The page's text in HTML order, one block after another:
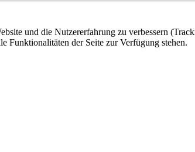
und die Nutzererfahrung zu verbessern
Funktionalitäten der Seite zur Verfügung stehen.